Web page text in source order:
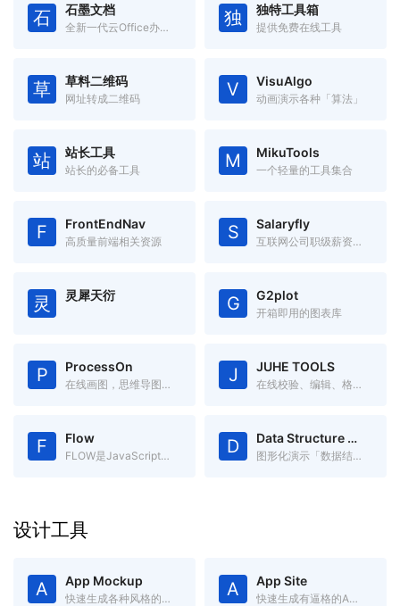
石 石墨文档
全新一代云Office办公软件,支持多人在线协同办公 独 独特工具箱
提供免费在线工具
草 草料二维码
网址转成二维码 V VisuAlgo
动画演示各种「算法」
站 站长工具
站长的必备工具 M MikuTools
一个轻量的工具集合
F FrontEndNav
高质量前端相关资源 S Salaryfly
互联网公司职级薪资福利对比
灵 灵犀天衍 G G2plot
开箱即用的图表库
P ProcessOn
在线画图，思维导图、流程图、架构图等 J JUHE TOOLS
在线校验、编辑、格式化JSON
F Flow
FLOW是JavaScript的静态类型检查器 D Data Structure Visualizations
图形化演示「数据结构」，更容易理解数据结构。
设计工具
A App Mockup
快速生成各种风格的App Store截图 A App Site
快速生成有逼格的App官网(Landing Page)